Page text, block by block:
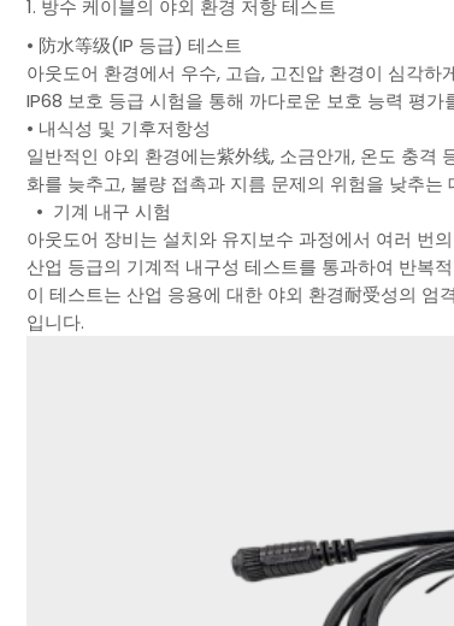
1. 방수 케이블의 야외 환경 저항 테스트
• 防水等级(IP 등급) 테스트
아웃도어 환경에서 우수, 고습, 고진압 환경이 심각
IP68 보호 등급 시험을 통해 까다로운 보호 능력 평
• 내식성 및 기후저항성
일반적인 야외 환경에는紫外线, 소금안개, 온도 충격
화를 늦추고, 불량 접촉과 지름 문제의 위험을 낮추는
• 기계 내구 시험
아웃도어 장비는 설치와 유지보수 과정에서 여러 번
산업 등급의 기계적 내구성 테스트를 통과하여 반복
이 테스트는 산업 응용에 대한 야외 환경耐受성의 엄
입니다.